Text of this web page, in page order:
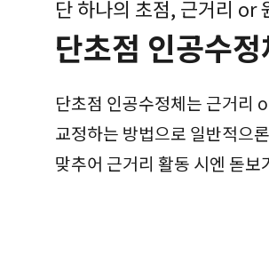
단 하나의 초점, 근거리 or
단초점 인공수정
단초점 인공수정체는 근거리
교정하는 방법으로 일반적으
맞추어 근거리 활동 시엔 돋